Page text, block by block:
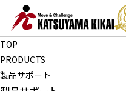
TOP
PRODUCTS
製品サポート